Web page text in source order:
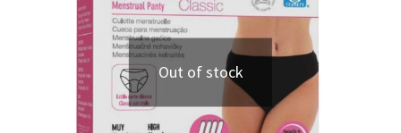
Out of stock